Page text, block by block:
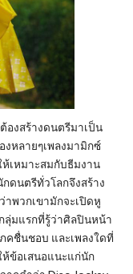
องสร้างดนตรีมาเป็น
งหลายๆเพลงมามิกซ์
เหมาะสมกับธีมงาน
ดนตรีทั่วโลกจึงสร้าง
พวกเขามักจะเปิดหู
ลุ่มแรกที่รู้ว่าศิลปินหน้า
คชื่นชอบ และเพลงใดที่
ข้อเสนอแนะแก่นัก